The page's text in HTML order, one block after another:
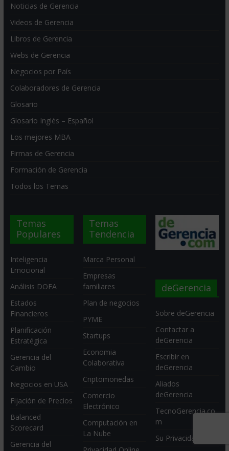
Noticias de Gerencia
Videos de Gerencia
Libros de Gerencia
Webs de Gerencia
Negocios por País
Colaboradores de Gerencia
Glosario
Glosario Inglés – Español
Los mejores MBA
Firmas de Gerencia
Formación de Gerencia
Todos los Temas
Temas
Populares
Inteligencia
Emocional
Análisis DOFA
Estados
Financieros
Planificación
Estratégica
Gerencia del
Cambio
Negocios en USA
Fijación de Precios
Balanced
Scorecard
Gerencia del
Temas
Tendencia
Marca Personal
Empresas
familiares
Plan de negocios
PYME
Startups
Economia
Colaborativa
Criptomonedas
Comercio
Electrónico
Computación en
La Nube
deGerencia
Sobre deGerencia
Contactar a
deGerencia
Escribir en
deGerencia
Aliados
deGerencia
TecnoGerencia.co
m
Su Privacidad